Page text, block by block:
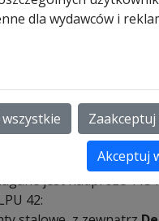
Hormann LPU42
Bramę można
M lub L. Struktura
Z. Do tego typu
jest nadproże 115
42:
dla wydawców i
Akceptuj